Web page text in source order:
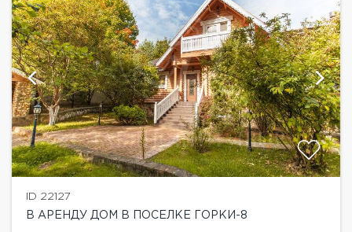
ID 22127
В АРЕНДУ ДОМ В ПОСЕЛКЕ ГОРКИ-8